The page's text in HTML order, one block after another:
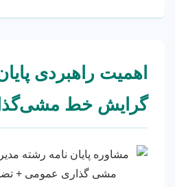
اهمیت راهبردی
گرایش خط